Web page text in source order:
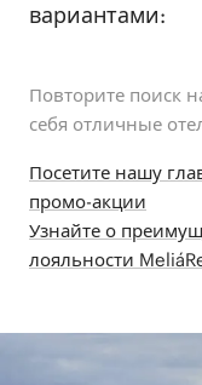
вариантами:
Повторите поиск
себя отличные
Посетите нашу
промо-акции
Узнайте о
лояльности